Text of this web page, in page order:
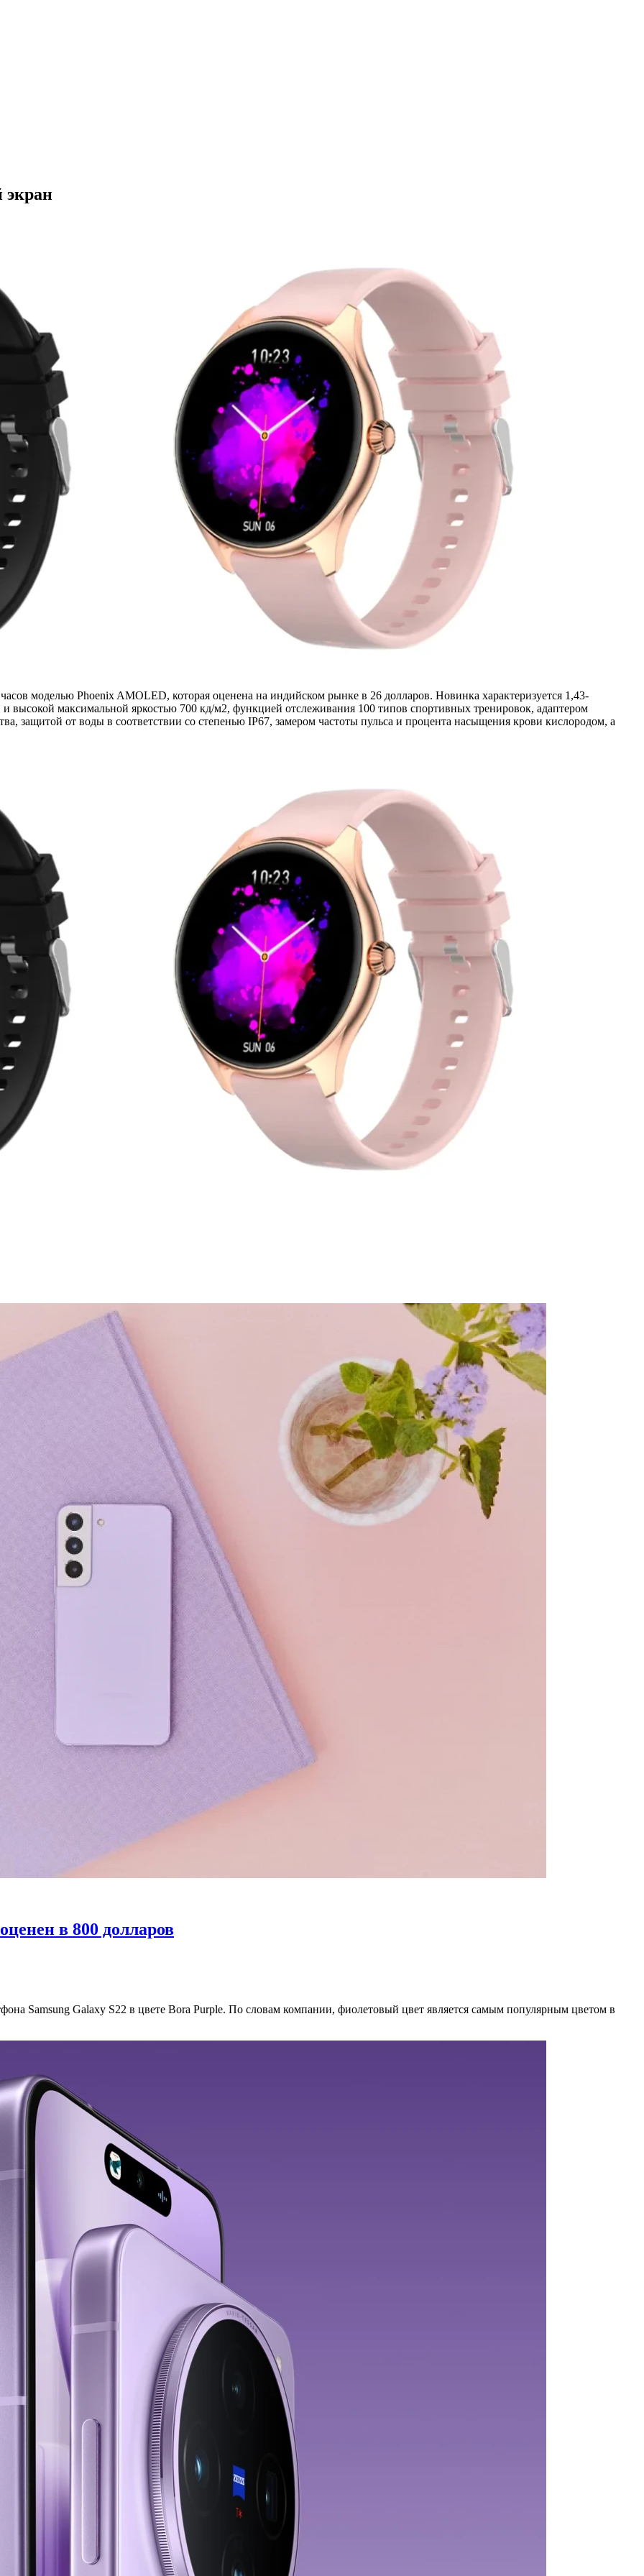
экран
моделью Phoenix AMOLED, которая оценена на индийском рынке в 26 долларов. Новинка характеризуется 1,43-
максимальной яркостью 700 кд/м2, функцией отслеживания 100 типов спортивных тренировок, адаптером
защитой от воды в соответствии со степенью IP67, замером частоты пульса и процента насыщения крови кислородом, а
в 800 долларов
Samsung Galaxy S22 в цвете Bora Purple. По словам компании, фиолетовый цвет является самым популярным цветом в